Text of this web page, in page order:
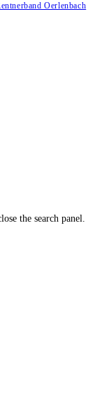
Oerlenbach
the search panel.